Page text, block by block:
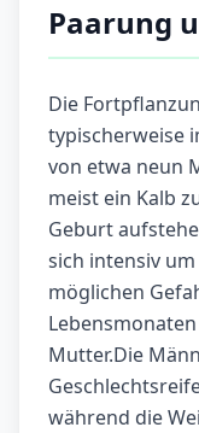
Paarung
Die
typischerweise
von etwa neun
meist ein Kalb
Geburt
sich intensiv
möglichen
Mutter.Die
während die